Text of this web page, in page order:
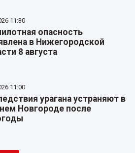
11:30
опасность
в Нижегородской
8 августа
11:00
урагана устраняют в
Новгороде после